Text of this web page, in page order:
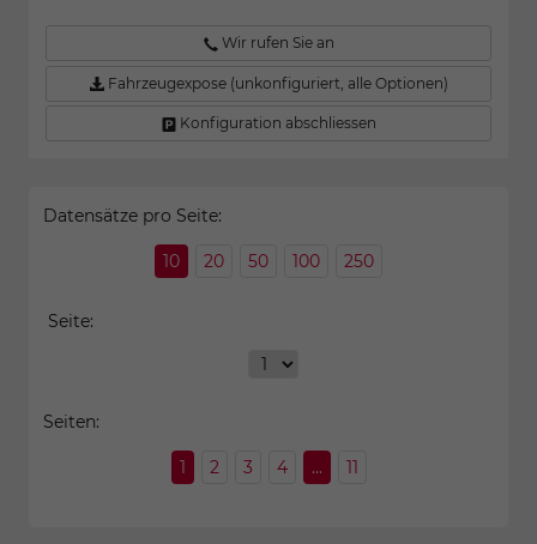
Wir rufen Sie an
Fahrzeugexpose (unkonfiguriert, alle Optionen)
Konfiguration abschliessen
Datensätze pro Seite:
10 20 50 100 250
Seite:
Seiten:
1 2 3 4 ... 11